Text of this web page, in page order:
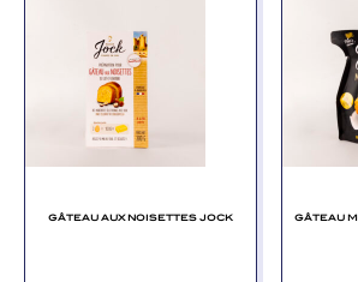
GÂTEAU AUX NOISETTES JOCK GÂTEAU